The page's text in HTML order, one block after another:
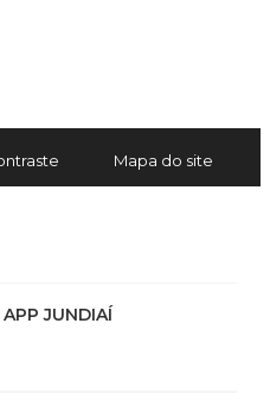
Mapa do site
APP JUNDIAÍ